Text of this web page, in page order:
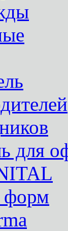
для
форм